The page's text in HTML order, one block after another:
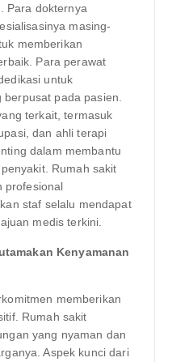
Para dokternya
masing-
memberikan
Para perawat
untuk
berpusat pada pasien.
terkait, termasuk
dan ahli terapi
dalam membantu
Rumah sakit
profesional
staf selalu mendapat
medis terkini.
Kenyamanan
memberikan
Rumah sakit
yang nyaman dan
Aspek kunci dari